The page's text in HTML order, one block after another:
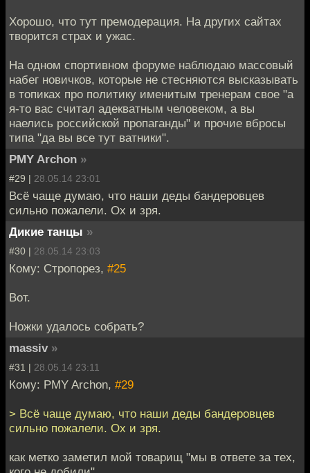
Хорошо, что тут премодерация. На других сайтах
творится страх и ужас.
На одном спортивном форуме наблюдаю массовый
набег новичков, которые не стесняются высказывать
в топиках про политику именитым тренерам свое "а
я-то вас считал адекватным человеком, а вы
наелись российской пропаганды" и прочие вбросы
типа "да вы все тут ватники".
PMY Archon »
#29 | 28.05.14 23:01
Всё чаще думаю, что наши деды бандеровцев
сильно пожалели. Ох и зря.
Дикие танцы »
#30 | 28.05.14 23:03
Кому: Стропорез, #25
Вот.
Ножки удалось собрать?
massiv »
#31 | 28.05.14 23:11
Кому: PMY Archon, #29
> Всё чаще думаю, что наши деды бандеровцев
сильно пожалели. Ох и зря.
как метко заметил мой товарищ "мы в ответе за тех,